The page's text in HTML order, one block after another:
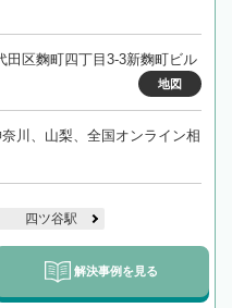
田区麴町四丁目3-3新麴町ビル
地図
川、山梨、全国オンライン相
四ツ谷駅
解決事例を見る